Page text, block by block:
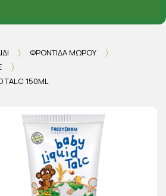
ΦΡΟΝΤΊΔΑ ΜΩΡΟΎ
TALC 150ML